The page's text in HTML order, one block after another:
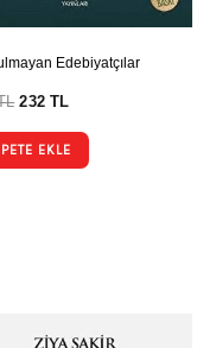
Edebiyatçılar
232TL
EKLE